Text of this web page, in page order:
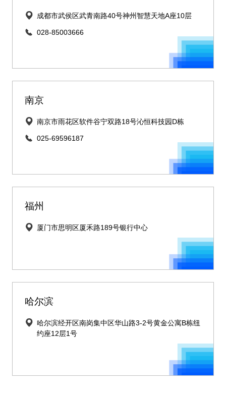
成都市武侯区武青南路40号神州智慧天地A座10层
028-85003666
南京
南京市雨花区软件谷宁双路18号沁恒科技园D栋
025-69596187
福州
厦门市思明区厦禾路189号银行中心
哈尔滨
哈尔滨经开区南岗集中区华山路3-2号黄金公寓B栋纽
约座12层1号